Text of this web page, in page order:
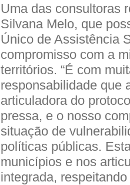
Uma das consultoras
Silvana Melo, que
Único de Assistência
compromisso com a
territórios. “É com
responsabilidade que
articuladora do
pressa, e o nosso
situação de
políticas públicas.
municípios e nos
integrada,